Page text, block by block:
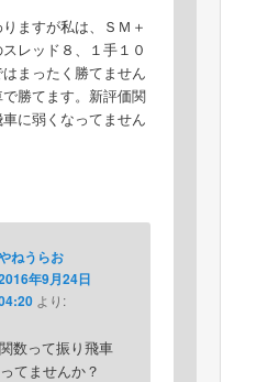
ますが私は、ＳＭ＋
レッド８、１手１０
まったく勝てません
勝てます。新評価関
に弱くなってません
ねうらお
年9月24日
より:
数って振り飛車
てませんか？